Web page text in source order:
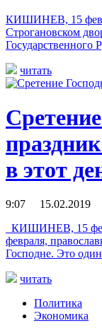
КИШИНЕВ, 15 фев
Строгановском
Государственного
читать
в этот
9:07 15.02.2019
КИШИНЕВ, 15 фев
февраля,
Господне. Это
читать
Политика
Экономика